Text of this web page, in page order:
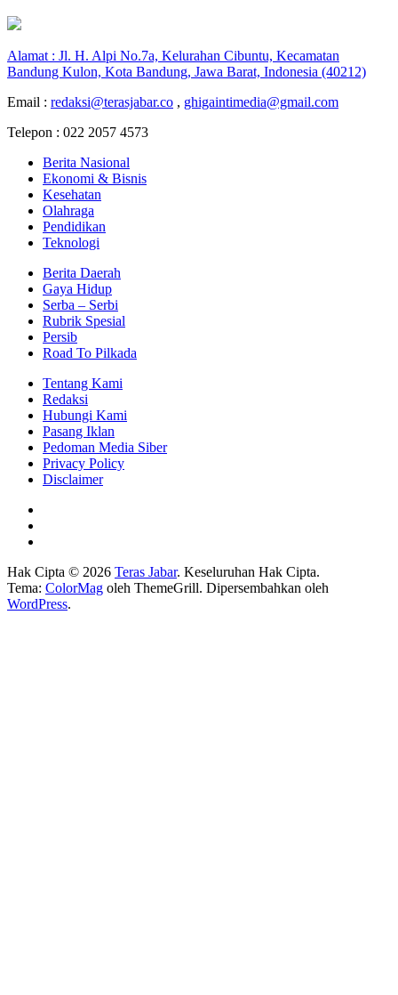
Alamat : Jl. H. Alpi No.7a, Kelurahan Cibuntu, Kecamatan
Bandung Kulon, Kota Bandung, Jawa Barat, Indonesia (40212)
Email : redaksi@terasjabar.co , ghigaintimedia@gmail.com
Telepon : 022 2057 4573
Berita Nasional
Ekonomi & Bisnis
Kesehatan
Olahraga
Pendidikan
Teknologi
Berita Daerah
Gaya Hidup
Serba – Serbi
Rubrik Spesial
Persib
Road To Pilkada
Tentang Kami
Redaksi
Hubungi Kami
Pasang Iklan
Pedoman Media Siber
Privacy Policy
Disclaimer
Hak Cipta © 2026 Teras Jabar. Keseluruhan Hak Cipta.
Tema: ColorMag oleh ThemeGrill. Dipersembahkan oleh
WordPress.